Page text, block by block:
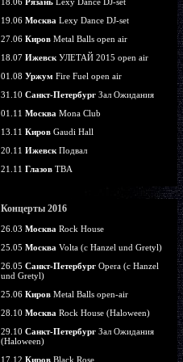
19.06 Москва Lexy Dance DJ-set
27.06 Киров Metal Balls open air
18.07 Ижевск УЛЕТАЙ 2015 open air
01.08 Уржум Fire Fuel open air
31.10 Санкт-Петербург Зал Ожидания
01.11 Москва Mona Club
13.11 Киров Gaudi Hall
20.11 Ижевск Подвал
21.11 Глазов TBA
Концерты 2016
26.03 Москва Rock House
25.05 Москва Volta (c Hanzel und Gretyl)
26.05 Санкт-Петербург Opera (c Hanzel
und Gretyl)
25.06 Киров Metal Balls open-air
28.10 Москва Rock House (Haloween)
29.10 Санкт-Петербург Зал Ожидания
(Haloween)
17.12 Киров Black Rose